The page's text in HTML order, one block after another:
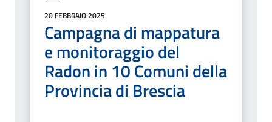
20 FEBBRAIO 2025
Campagna di mappatura
e monitoraggio del
Radon in 10 Comuni della
Provincia di Brescia